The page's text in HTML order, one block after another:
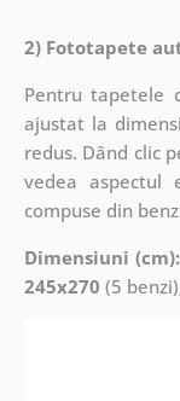
2) Fototapete
Pentru tapetele
ajustat la
redus. Dând clic
vedea aspectul
compuse din
Dimensiuni
245x270 (5 benzi)